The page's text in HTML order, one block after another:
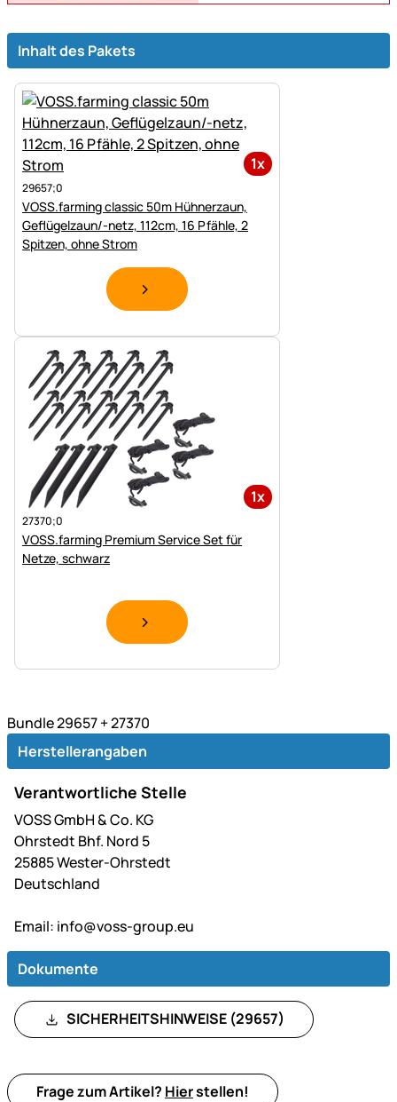
Inhalt des Pakets
1x
29657;0
VOSS.farming classic 50m Hühnerzaun,
Geflügelzaun/-netz, 112cm, 16 Pfähle, 2
Spitzen, ohne Strom
1x
27370;0
VOSS.farming Premium Service Set für
Netze, schwarz
Bundle 29657 + 27370
Herstellerangaben
Verantwortliche Stelle
VOSS GmbH & Co. KG
Ohrstedt Bhf. Nord 5
25885 Wester-Ohrstedt
Deutschland
Email: info@voss-group.eu
Dokumente
SICHERHEITSHINWEISE (29657)
Frage zum Artikel? Hierstellen!